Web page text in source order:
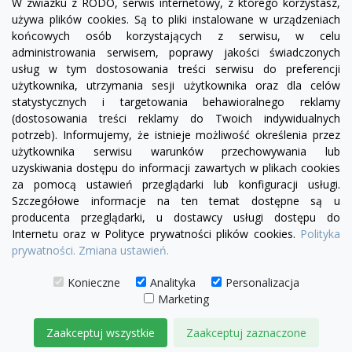
FacebookYouTubePinterest
używa plików cookies. Są to pliki instalowane w urządzeniach
końcowych osób korzystających z serwisu, w celu
administrowania serwisem, poprawy jakości świadczonych
usług w tym dostosowania treści serwisu do preferencji
użytkownika, utrzymania sesji użytkownika oraz dla celów
statystycznych i targetowania behawioralnego reklamy
(dostosowania treści reklamy do Twoich indywidualnych
potrzeb). Informujemy, że istnieje możliwość określenia przez
użytkownika serwisu warunków przechowywania lub
uzyskiwania dostępu do informacji zawartych w plikach cookies
za pomocą ustawień przeglądarki lub konfiguracji usługi.
Szczegółowe informacje na ten temat dostępne są u
producenta przeglądarki, u dostawcy usługi dostępu do
Internetu oraz w Polityce prywatności plików cookies. Polityka
prywatności. Zmiana ustawień.
Konieczne Analityka
Personalizacja
Marketing
Zaakceptuj wszystkie Zaakceptuj zaznaczone
PRODUKTY

INFORMACJE
